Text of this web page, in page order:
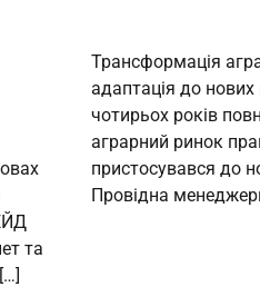
та
Трансформація
адаптація до нових
чотирьох років
аграрний ринок
пристосувався до
Провідна